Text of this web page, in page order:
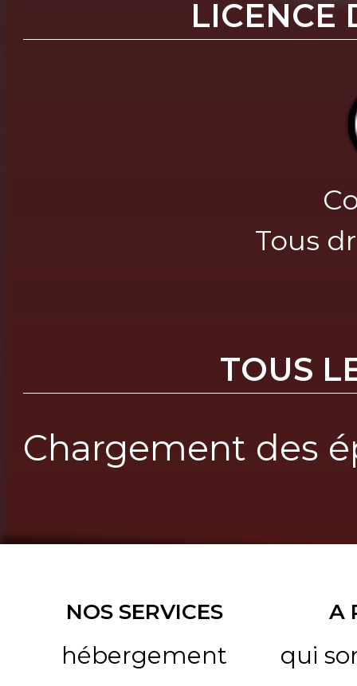
LICENCE
Tous
TOUS
Chargement des
NOS SERVICES
hébergement
A
qui